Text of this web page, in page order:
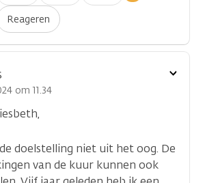
Reageren
om 11.34
doelstelling niet uit het oog. De
van de kuur kunnen ook
Toon